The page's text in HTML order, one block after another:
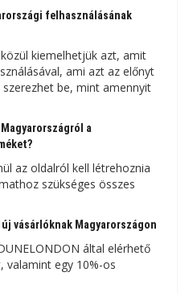
felhasználásának
kiemelhetjük azt, amit
ami azt az előnyt
be, mint amennyit
a
az oldalról kell létrehoznia
szükséges összes
új vásárlóknak Magyarországon
által elérhető
egy 10%-os